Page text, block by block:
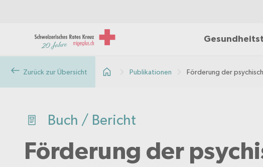
Zurück zur Übersicht Publikationen Förderung der
Buch / Bericht
Förderung der